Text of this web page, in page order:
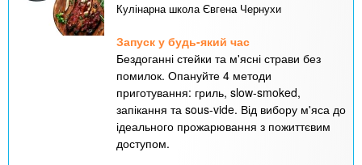
Кулінарна школа Євгена Чернухи
Запуск у будь-який час
Бездоганні стейки та м'ясні страви без
помилок. Опануйте 4 методи
приготування: гриль, slow-smoked,
запікання та sous-vide. Від вибору м'яса до
ідеального прожарювання з пожиттєвим
доступом.